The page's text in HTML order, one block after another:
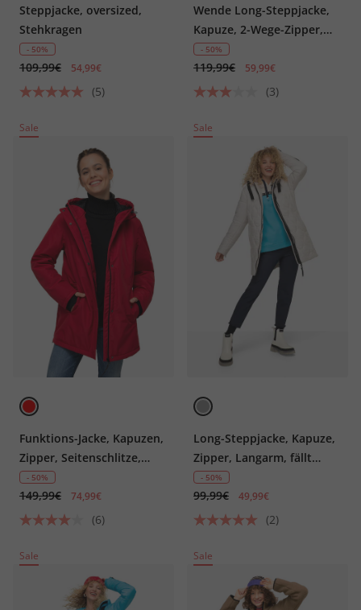
Steppjacke, oversized,
Stehkragen
- 50%
109,99€ 54,99€
(5)
Wende Long-Steppjacke,
Kapuze, 2-Wege-Zipper,
Daunenoptik-Wattierung,
fällt kleiner aus
- 50%
119,99€ 59,99€
(3)
Sale
Funktions-Jacke, Kapuzen,
Zipper, Seitenschlitze,
Langarm
- 50%
149,99€ 74,99€
(6)
Sale
Long-Steppjacke, Kapuze,
Zipper, Langarm, fällt
kleiner aus
- 50%
99,99€ 49,99€
(2)
Sale Sale